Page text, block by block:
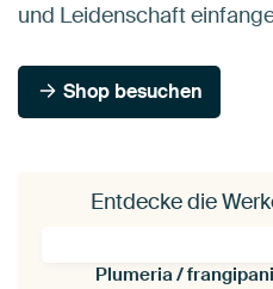
und Leidenschaft
Shop besuchen
Entdecke die
Plumeria /